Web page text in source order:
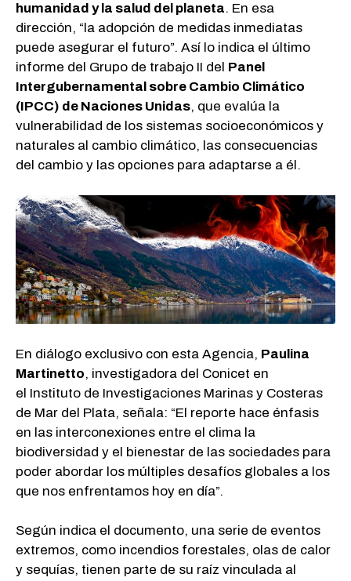
humanidad y la salud del planeta. En esa
dirección, “la adopción de medidas inmediatas
puede asegurar el futuro”. Así lo indica el último
informe del Grupo de trabajo II del Panel
Intergubernamental sobre Cambio Climático
(IPCC) de Naciones Unidas, que evalúa la
vulnerabilidad de los sistemas socioeconómicos y
naturales al cambio climático, las consecuencias
del cambio y las opciones para adaptarse a él.
En diálogo exclusivo con esta Agencia, Paulina
Martinetto, investigadora del Conicet en
el Instituto de Investigaciones Marinas y Costeras
de Mar del Plata, señala: “El reporte hace énfasis
en las interconexiones entre el clima la
biodiversidad y el bienestar de las sociedades para
poder abordar los múltiples desafíos globales a los
que nos enfrentamos hoy en día”.
Según indica el documento, una serie de eventos
extremos, como incendios forestales, olas de calor
y sequías, tienen parte de su raíz vinculada al